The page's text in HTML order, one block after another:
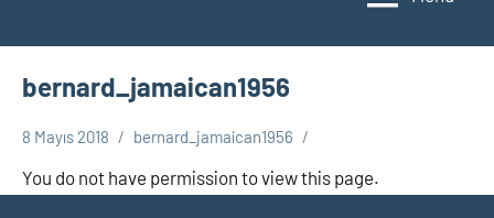
bernard_jamaican1956
8 Mayıs 2018 bernard_jamaican1956
You do not have permission to view this page.